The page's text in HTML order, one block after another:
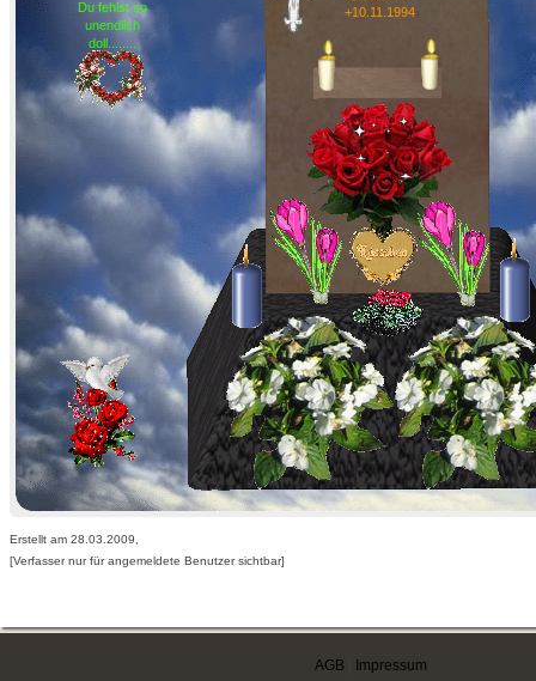
+10.11.1994
Du fehlst so
unendlich
doll........
Erstellt am 28.03.2009,
[Verfasser nur für angemeldete Benutzer sichtbar]
AGB Impressum